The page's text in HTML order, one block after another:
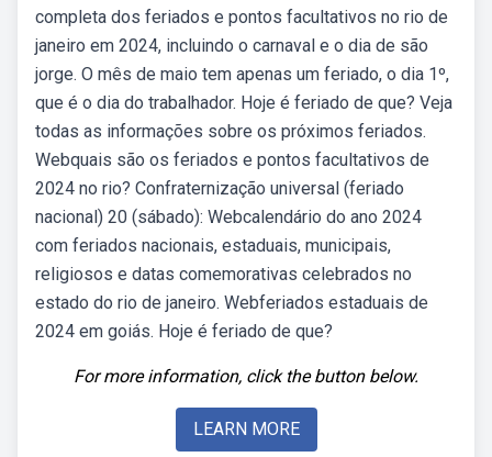
completa dos feriados e pontos facultativos no rio de
janeiro em 2024, incluindo o carnaval e o dia de são
jorge. O mês de maio tem apenas um feriado, o dia 1º,
que é o dia do trabalhador. Hoje é feriado de que? Veja
todas as informações sobre os próximos feriados.
Webquais são os feriados e pontos facultativos de
2024 no rio? Confraternização universal (feriado
nacional) 20 (sábado): Webcalendário do ano 2024
com feriados nacionais, estaduais, municipais,
religiosos e datas comemorativas celebrados no
estado do rio de janeiro. Webferiados estaduais de
2024 em goiás. Hoje é feriado de que?
For more information, click the button below.
LEARN MORE